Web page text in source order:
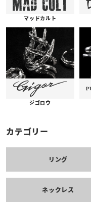
マッドカルト
ジゴロウ
カテゴリー
リング
ネックレス